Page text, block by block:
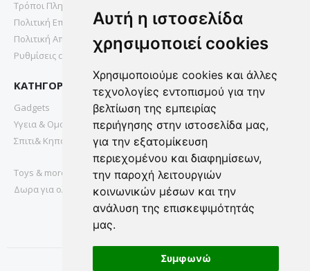
Αυτή η ιστοσελίδα
χρησιμοποιεί cookies
Χρησιμοποιούμε cookies και άλλες
τεχνολογίες εντοπισμού για την
βελτίωση της εμπειρίας
περιήγησης στην ιστοσελίδα μας,
για την εξατομίκευση
περιεχομένου και διαφημίσεων,
την παροχή λειτουργιών
κοινωνικών μέσων και την
ανάλυση της επισκεψιμότητάς
μας.
Συμφωνώ
Τρόποι Πληρωμής
Πολιτική Επιστροφών
Πολιτική Απορρήτου
Ρυθμίσεις cookies
ΚΑΤΗΓΟΡΙΕΣ
Gadgets
Υγεια & Ομορφια
Σπιτι& Κηπος
Toys & more
Δωρα για ολους